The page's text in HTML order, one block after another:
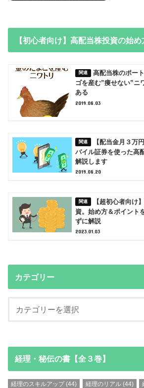
【初心者向け】高配当株投資の始め
高配当株のポー
ゴを産む”痩せない”ニ
ある
2019.08.03
【配当金月３万
バイル証券を使った高
解説します
2019.08.20
【超初心者向け
資。始め方＆ポイント
ずに解説
2023.01.03
カテゴリー
経理・秘伝の書【全３巻】
経理のスキルアップ (44) 経理のリアル(44)